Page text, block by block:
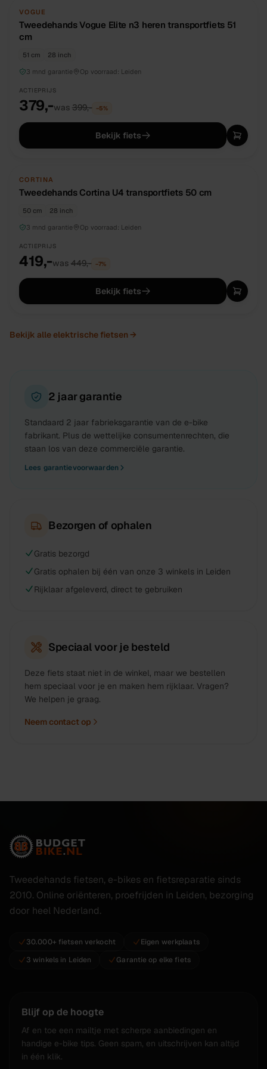
TWEEDEHANDS
VOGUE
Tweedehands Vogue Elite n3 heren transportfiets 51
cm
51 cm
28 inch
3 mnd garantie
Op voorraad: Leiden
ACTIEPRIJS
379,-was 399,- −5%
Bekijk fiets
TWEEDEHANDS
CORTINA
Tweedehands Cortina U4 transportfiets 50 cm
50 cm
28 inch
3 mnd garantie
Op voorraad: Leiden
ACTIEPRIJS
419,-was 449,- −7%
Bekijk fiets
Bekijk alleelektrische fietsen →
2 jaar garantie
Standaard 2 jaar fabrieksgarantie van de e-bike
fabrikant. Plus de wettelijke consumentenrechten, die
staan los van deze commerciële garantie.
Lees garantievoorwaarden
Bezorgen of ophalen
Gratis bezorgd
Gratis ophalen bij één van onze 3 winkels in Leiden
Rijklaar afgeleverd, direct te gebruiken
Speciaal voor je besteld
Deze fiets staat niet in de winkel, maar we bestellen
hem speciaal voor je en maken hem rijklaar. Vragen?
We helpen je graag.
Neem contact op
Tweedehands fietsen, e-bikes en fietsreparatie sinds
2010. Online oriënteren, proefrijden in Leiden, bezorging
door heel Nederland.
30.000+ fietsen verkocht
Eigen werkplaats
3 winkels in Leiden
Garantie op elke fiets
Blijf op de hoogte
Af en toe een mailtje met scherpe aanbiedingen en
handige e-bike tips. Geen spam, en uitschrijven kan altijd
in één klik.